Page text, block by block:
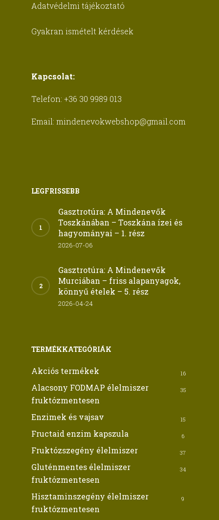
Adatvédelmi tájékoztató
Gyakran ismételt kérdések
Kapcsolat:
Telefon: +36 30 9989 013
Email: mindenevokwebshop@gmail.com
LEGFRISSEBB
Gasztrotúra: A Mindenevők
Toszkánában – Toszkána ízei és
hagyományai – 1. rész
2026-07-06
Gasztrotúra: A Mindenevők
Murciában – friss alapanyagok,
könnyű ételek – 5. rész
2026-04-24
TERMÉKKATEGÓRIÁK
Akciós termékek 16
Alacsony FODMAP élelmiszer
fruktózmentesen
35
Enzimek és vajsav 15
Fructaid enzim kapszula 6
Fruktózszegény élelmiszer 37
Gluténmentes élelmiszer
fruktózmentesen
34
Hisztaminszegény élelmiszer
fruktózmentesen
9